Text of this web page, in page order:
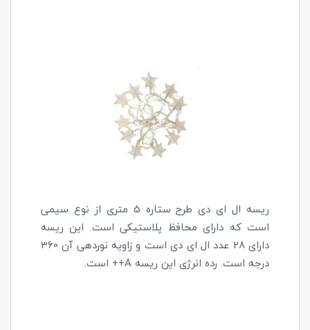
ریسه ال ای دی طرح ستاره 5 متری از نوع سیمی
است که دارای محافظ پلاستیکی است. این ریسه
دارای 28 عدد ال ای دی است و زاویه نوردهی آن 360
درجه است. رده انرژی این ریسه++A است.